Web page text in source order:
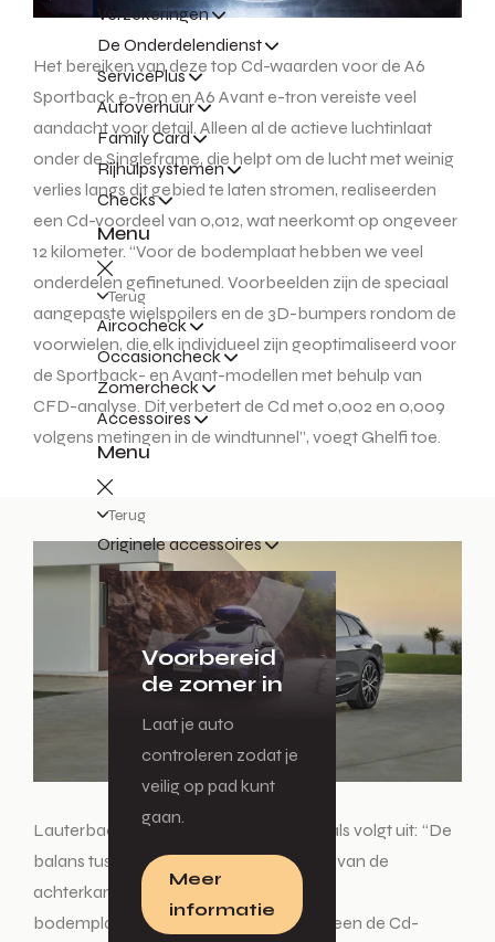
Verzekeringen
De Onderdelendienst
ServicePlus
Autoverhuur
Family Card
Rijhulpsystemen
Checks
Menu
Terug
Aircocheck
Occasioncheck
Zomercheck
Accessoires
Menu
Terug
Originele accessoires
Voorbereid
de zomer in
Laat je auto
controleren zodat je
veilig op pad kunt
gaan.
Meer
informatie
Het bereiken van deze top Cd-waarden voor de A6
Sportback e-tron en A6 Avant e-tron vereiste veel
aandacht voor detail. Alleen al de actieve luchtinlaat
onder de Singleframe, die helpt om de lucht met weinig
verlies langs dit gebied te laten stromen, realiseerden
een Cd-voordeel van 0,012, wat neerkomt op ongeveer
12 kilometer. “Voor de bodemplaat hebben we veel
onderdelen gefinetuned. Voorbeelden zijn de speciaal
aangepaste wielspoilers en de 3D-bumpers rondom de
voorwielen, die elk individueel zijn geoptimaliseerd voor
de Sportback- en Avant-modellen met behulp van
CFD-analyse. Dit verbetert de Cd met 0,002 en 0,009
volgens metingen in de windtunnel”, voegt Ghelfi toe.
Lauterbach legt het algehele concept als volgt uit: “De
balans tussen de basisvorm, de hoogte van de
achterkant, de achtercontouren en het
bodemplaatontwerp beïnvloedt niet alleen de Cd-